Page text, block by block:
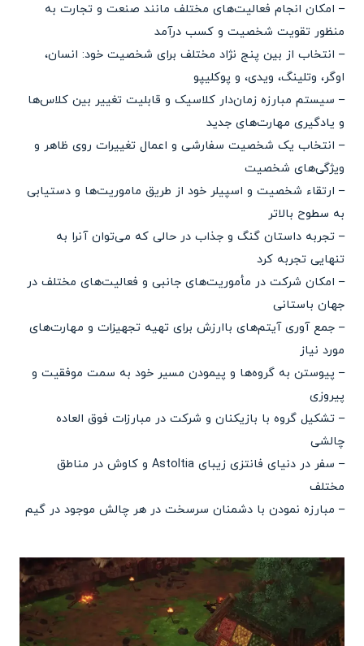
– امکان انجام فعالیت‌های مختلف مانند صنعت و تجارت به
منظور تقویت شخصیت و کسب درآمد
– انتخاب از بین پنج نژاد مختلف برای شخصیت خود: انسان،
اوگر، وتلینگ، ویدی، و پوکلیپو
– سیستم مبارزه زمان‌دار کلاسیک و قابلیت تغییر بین کلاس‌ها
و یادگیری مهارت‌های جدید
– انتخاب یک شخصیت سفارشی و اعمال تغییرات روی ظاهر و
ویژگی‌های شخصیت
– ارتقاء شخصیت و اسپیلر خود از طریق ماموریت‌ها و دستیابی
به سطوح بالاتر
– تجربه داستان گنگ و جذاب در حالی که می‌توان آنرا به
تنهایی تجربه کرد
– امکان شرکت در مأموریت‌های جانبی و فعالیت‌های مختلف در
جهان باستانی
– جمع آوری آیتم‌های باارزش برای تهیه تجهیزات و مهارت‌های
مورد نیاز
– پیوستن به گروه‌ها و پیمودن مسیر خود به سمت موفقیت و
پیروزی
– تشکیل گروه‌ با بازیکنان و شرکت در مبارزات فوق العاده
چالشی
– سفر در دنیای فانتزی زیبای Astoltia و کاوش در مناطق
مختلف
– مبارزه نمودن با دشمنان سرسخت در هر چالش موجود در گیم